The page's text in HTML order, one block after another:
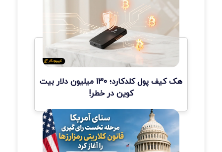
هک کیف پول کلدکارد؛ ۱۳۰ میلیون دلار بیت
کوین در خطر!